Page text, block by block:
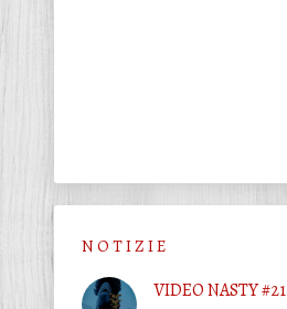
N O T I Z I E
VIDEO NASTY #21